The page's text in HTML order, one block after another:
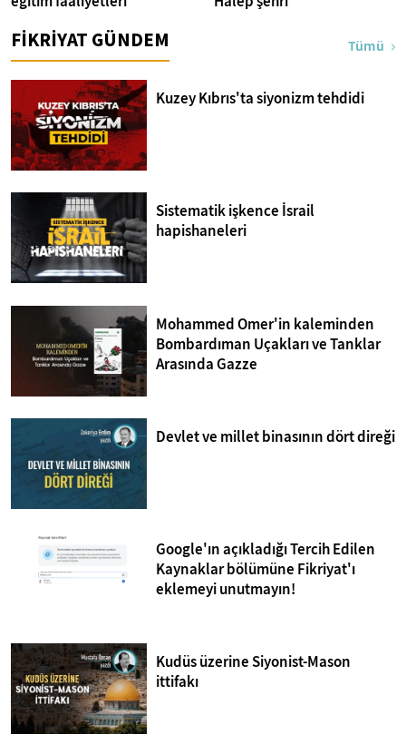
FİKRİYAT GÜNDEM Tümü
Kuzey Kıbrıs'ta siyonizm tehdidi
Sistematik işkence İsrail
hapishaneleri
Mohammed Omer'in kaleminden
Bombardıman Uçakları ve Tanklar
Arasında Gazze
Devlet ve millet binasının dört direği
Google'ın açıkladığı Tercih Edilen
Kaynaklar bölümüne Fikriyat'ı
eklemeyi unutmayın!
Kudüs üzerine Siyonist-Mason
ittifakı